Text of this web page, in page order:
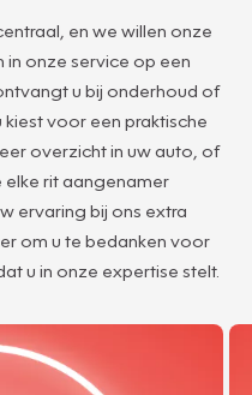
en we willen onze
onze service op een
u bij onderhoud of
voor een praktische
overzicht in uw auto, of
elke rit aangenamer
ervaring bij ons extra
om u te bedanken voor
u in onze expertise stelt.